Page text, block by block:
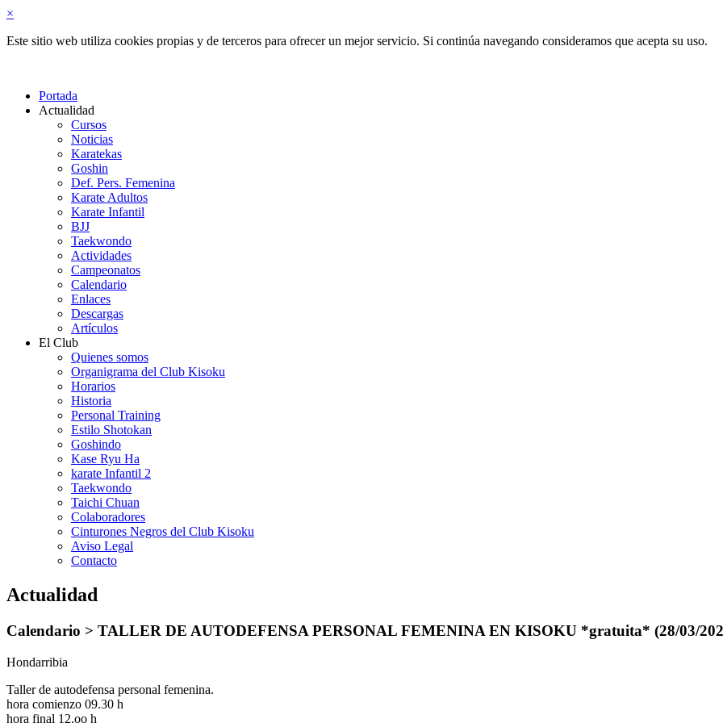
×
Este sitio web utiliza cookies propias y de terceros para ofrecer un mejor servicio. Si continúa navegando consideramos que acepta su uso.
Portada
Actualidad
Cursos
Noticias
Karatekas
Goshin
Def. Pers. Femenina
Karate Adultos
Karate Infantil
BJJ
Taekwondo
Actividades
Campeonatos
Calendario
Enlaces
Descargas
Artículos
El Club
Quienes somos
Organigrama del Club Kisoku
Horarios
Historia
Personal Training
Estilo Shotokan
Goshindo
Kase Ryu Ha
karate Infantil 2
Taekwondo
Taichi Chuan
Colaboradores
Cinturones Negros del Club Kisoku
Aviso Legal
Contacto
Actualidad
Calendario > TALLER DE AUTODEFENSA PERSONAL FEMENINA EN KISOKU *gratuita* (28/03/
Hondarribia
Taller de autodefensa personal femenina.
hora comienzo 09.30 h
hora final 12.oo h